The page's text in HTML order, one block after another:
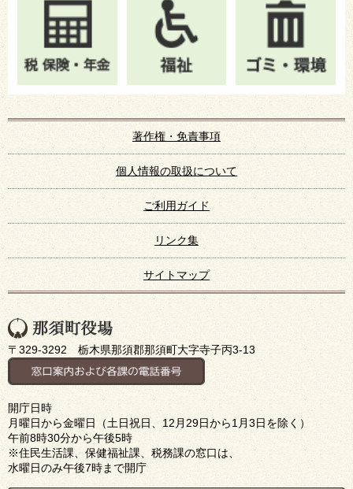
著作権・免責事項
個人情報の取扱について
ご利用ガイド
リンク集
サイトマップ
〒329-3292 栃木県那須郡那須町大字寺子丙3-13
開庁日時
月曜日から金曜日（土日祝日、12月29日から1月3日を除く）
午前8時30分から午後5時
※住民生活課、保健福祉課、税務課の窓口は、
水曜日のみ午後7時まで開庁